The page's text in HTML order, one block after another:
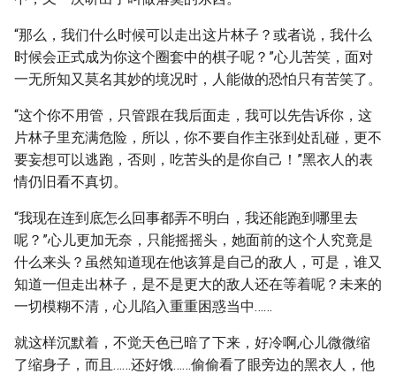
“那么，我们什么时候可以走出这片林子？或者说，我什么
时候会正式成为你这个圈套中的棋子呢？”心儿苦笑，面对
一无所知又莫名其妙的境况时，人能做的恐怕只有苦笑了。
“这个你不用管，只管跟在我后面走，我可以先告诉你，这
片林子里充满危险，所以，你不要自作主张到处乱碰，更不
要妄想可以逃跑，否则，吃苦头的是你自己！”黑衣人的表
情仍旧看不真切。
“我现在连到底怎么回事都弄不明白，我还能跑到哪里去
呢？”心儿更加无奈，只能摇摇头，她面前的这个人究竟是
什么来头？虽然知道现在他该算是自己的敌人，可是，谁又
知道一但走出林子，是不是更大的敌人还在等着呢？未来的
一切模糊不清，心儿陷入重重困惑当中……
就这样沉默着，不觉天色已暗了下来，好冷啊,心儿微微缩
了缩身子，而且……还好饿……偷偷看了眼旁边的黑衣人，他